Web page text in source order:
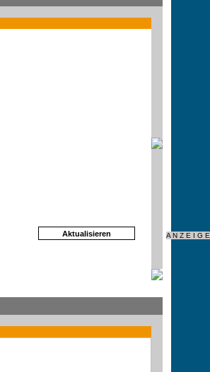
A N Z E I G E